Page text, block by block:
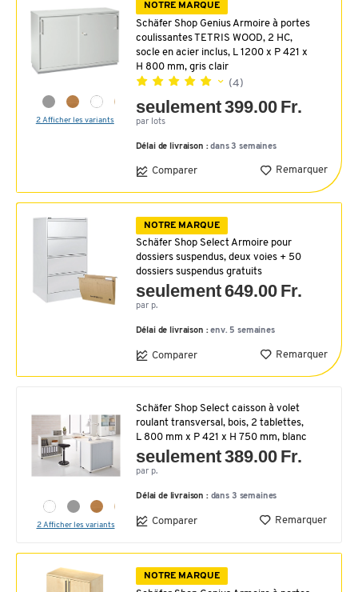
2 Afficher les variants
NOTRE MARQUE
Schäfer Shop Genius Armoire à portes
coulissantes TETRIS WOOD, 2 HC,
socle en acier inclus, L 1200 x P 421 x
H 800 mm, gris clair
(4)
seulement 399.00 Fr.
par lots
Délai de livraison :dans 3 semaines
Comparer Remarquer
NOTRE MARQUE
Schäfer Shop Select Armoire pour
dossiers suspendus, deux voies + 50
dossiers suspendus gratuits
seulement 649.00 Fr.
par p.
Délai de livraison :env. 5 semaines
Comparer Remarquer
2 Afficher les variants
Schäfer Shop Select caisson à volet
roulant transversal, bois, 2 tablettes,
L 800 mm x P 421 x H 750 mm, blanc
seulement 389.00 Fr.
par p.
Délai de livraison : dans 3 semaines
Comparer Remarquer
NOTRE MARQUE